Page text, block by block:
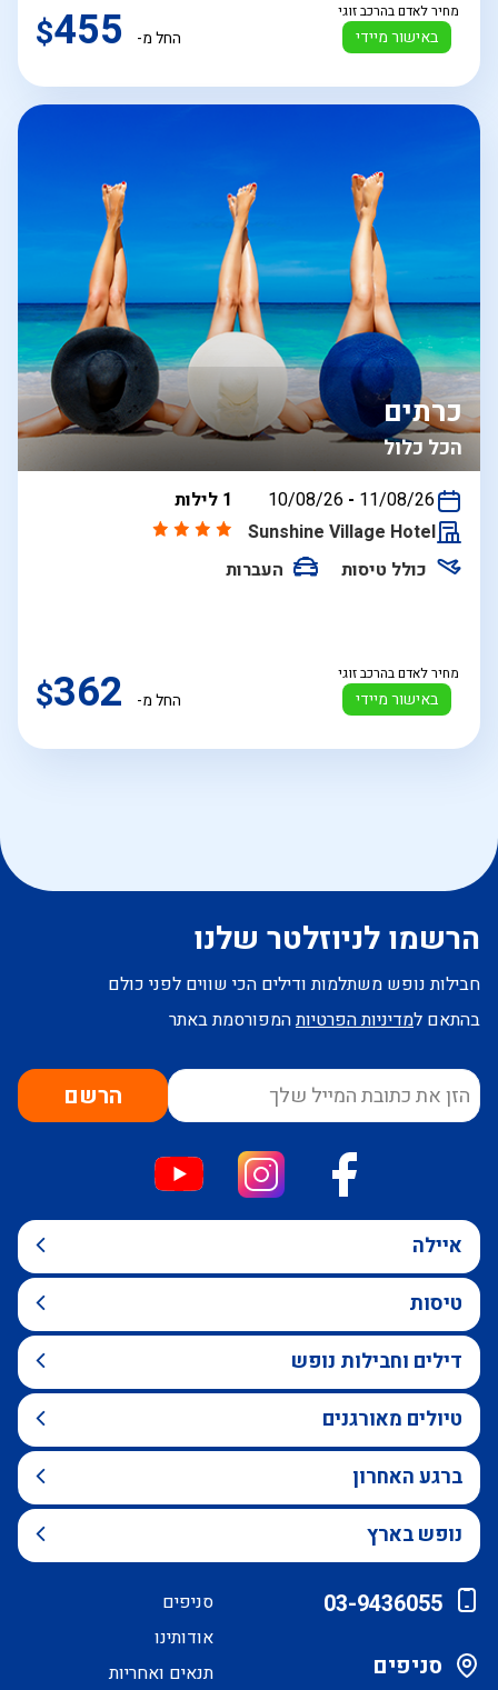
באישור מיידי
מחיר לאדם בהרכב זוגי
החל מ- $455
הכל כלול
כרתים
בין
10/08/26 - 11/08/26
1 לילות
Sunshine Village Hotel
כולל טיסות
העברות
באישור מיידי
מחיר לאדם בהרכב זוגי
החל מ- $362
הרשמו לניוזלטר שלנו
חבילות נופש משתלמות ודילים הכי שווים לפני כולם
בהתאם למדיניות הפרטיותהמפורסמת באתר
הרשם
איילה
טיסות
דילים וחבילות נופש
טיולים מאורגנים
ברגע האחרון
נופש בארץ
03-9436055
סניפים
סניפים
אודותינו
תנאים ואחריות